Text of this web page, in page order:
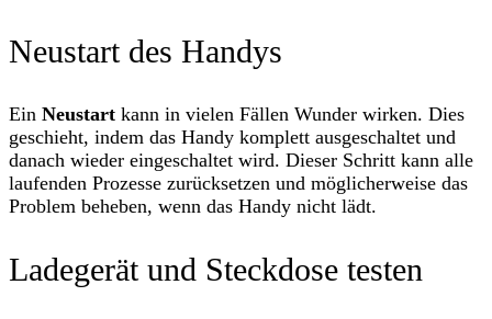
Neustart des Handys
Ein Neustart kann in vielen Fällen Wunder wirken. Dies
geschieht, indem das Handy komplett ausgeschaltet und
danach wieder eingeschaltet wird. Dieser Schritt kann alle
laufenden Prozesse zurücksetzen und möglicherweise das
Problem beheben, wenn das Handy nicht lädt.
Ladegerät und Steckdose testen